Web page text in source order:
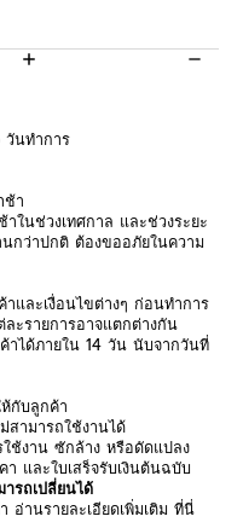
วันทำการ
ช้า
ในช่วงเทศกาล และช่วงระยะ
นกว่าปกติ ต้องขออภัยในความ
และเงื่อนไขต่างๆ ก่อนทำการ
ะรายการอาจแตกต่างกัน
าได้ภายใน 14 วัน นับจากวันที่
กับลูกค้า
สามารถใช้งานได้
ช้งาน ซักล้าง หรือดัดแปลง
และใบเสร็จรับเงินต้นฉบับ
ารถเปลี่ยนได้
านรายละเอียดเพิ่มเติม ที่นี่